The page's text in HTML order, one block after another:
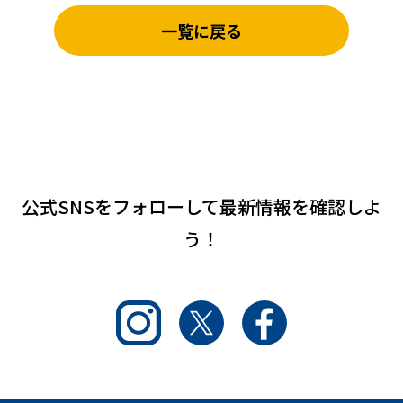
一覧に戻る
公式SNSをフォローして最新情報を確認しよ
う！
Instagram Twitter